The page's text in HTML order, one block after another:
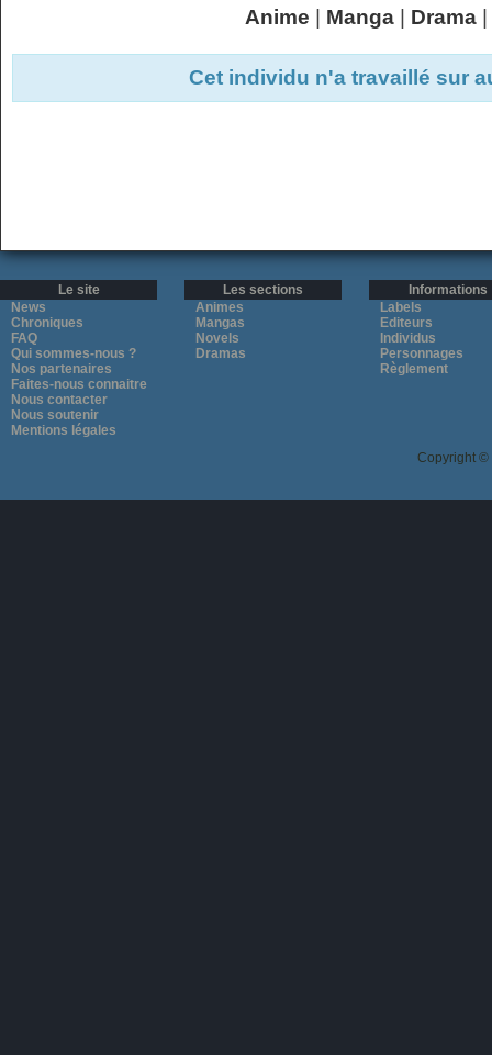
Anime Manga Drama
Cet individu n'a travaillé sur
Le site
News
Chroniques
FAQ
Qui sommes-nous ?
Nos partenaires
Faites-nous connaitre
Nous contacter
Nous soutenir
Mentions légales
Les sections
Animes
Mangas
Novels
Dramas
Informations
Labels
Editeurs
Individus
Personnages
Règlement
Copyright ©